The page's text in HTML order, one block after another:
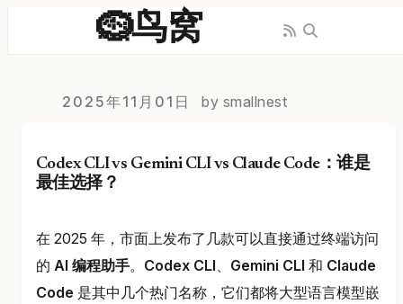
🪹鸟窝
2025年11月01日 by smallnest
Codex CLI vs Gemini CLI vs Claude Code：谁是
最佳选择？
在 2025 年，市面上发布了几款可以直接通过终端访问
的 AI 编程助手。 Codex CLI、 Gemini CLI 和 Claude
Code 是其中几个热门名称，它们都将大型语言模型嵌